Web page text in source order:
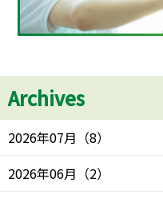
Archives
2026年07月 （8）
2026年06月 （2）